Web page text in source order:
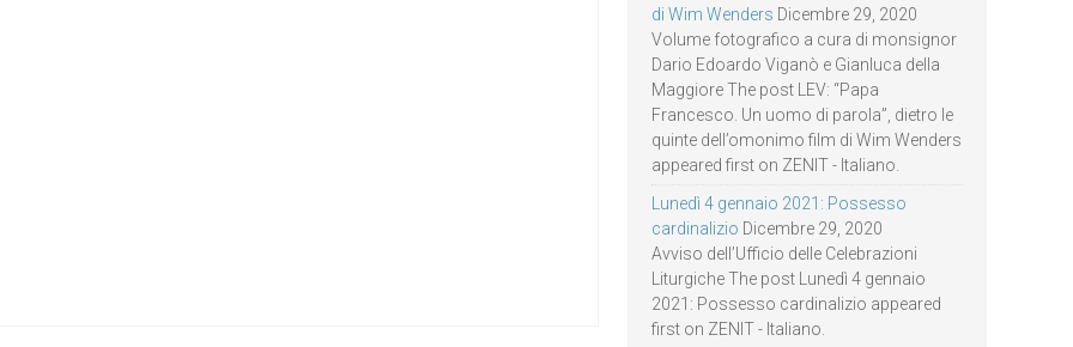
di Wim Wenders Dicembre 29, 2020
Volume fotografico a cura di monsignor
Dario Edoardo Viganò e Gianluca della
Maggiore The post LEV: “Papa
Francesco. Un uomo di parola”, dietro le
quinte dell’omonimo film di Wim Wenders
appeared first on ZENIT - Italiano.
Lunedì 4 gennaio 2021: Possesso
cardinalizio Dicembre 29, 2020
Avviso dell’Ufficio delle Celebrazioni
Liturgiche The post Lunedì 4 gennaio
2021: Possesso cardinalizio appeared
first on ZENIT - Italiano.